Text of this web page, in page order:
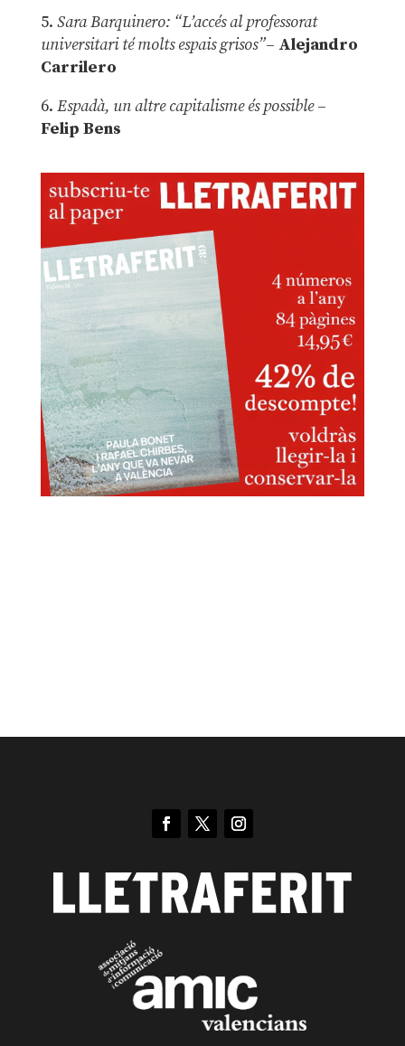
5. Sara Barquinero: “L’accés al professorat
universitari té molts espais grisos”– Alejandro
Carrilero
6. Espadà, un altre capitalisme és possible –
Felip Bens